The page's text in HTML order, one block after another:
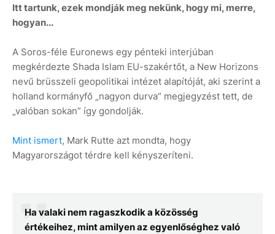
Itt tartunk, ezek mondják meg nekünk, hogy mi, merre,
hogyan...
A Soros-féle Euronews egy pénteki interjúban
megkérdezte Shada Islam EU-szakértőt, a New Horizons
nevű brüsszeli geopolitikai intézet alapítóját, aki szerint a
holland kormányfő „nagyon durva” megjegyzést tett, de
„valóban sokan” így gondolják.
Mint ismert, Mark Rutte azt mondta, hogy
Magyarországot térdre kell kényszeríteni.
Ha valaki nem ragaszkodik a közösség
értékeihez, mint amilyen az egyenlőséghez való